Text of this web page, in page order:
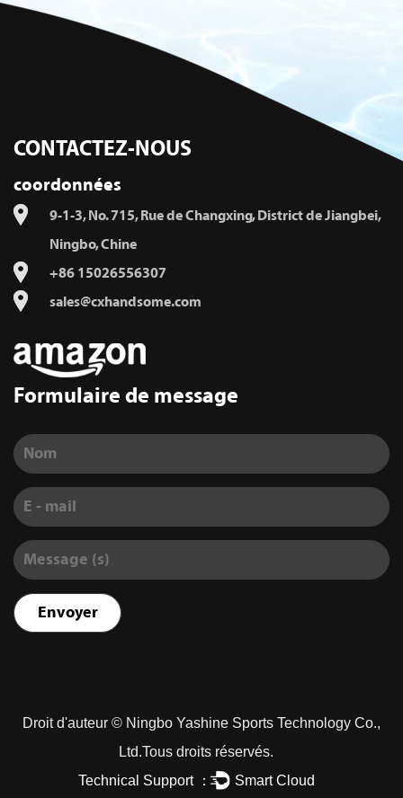
CONTACTEZ-NOUS
coordonnées
9-1-3, No. 715, Rue de Changxing, District de Jiangbei,
Ningbo, Chine
+86 15026556307
sales@cxhandsome.com
Formulaire de message
Droit d'auteur © Ningbo Yashine Sports Technology Co.,
Ltd.Tous droits réservés.
Technical Support ： Smart Cloud